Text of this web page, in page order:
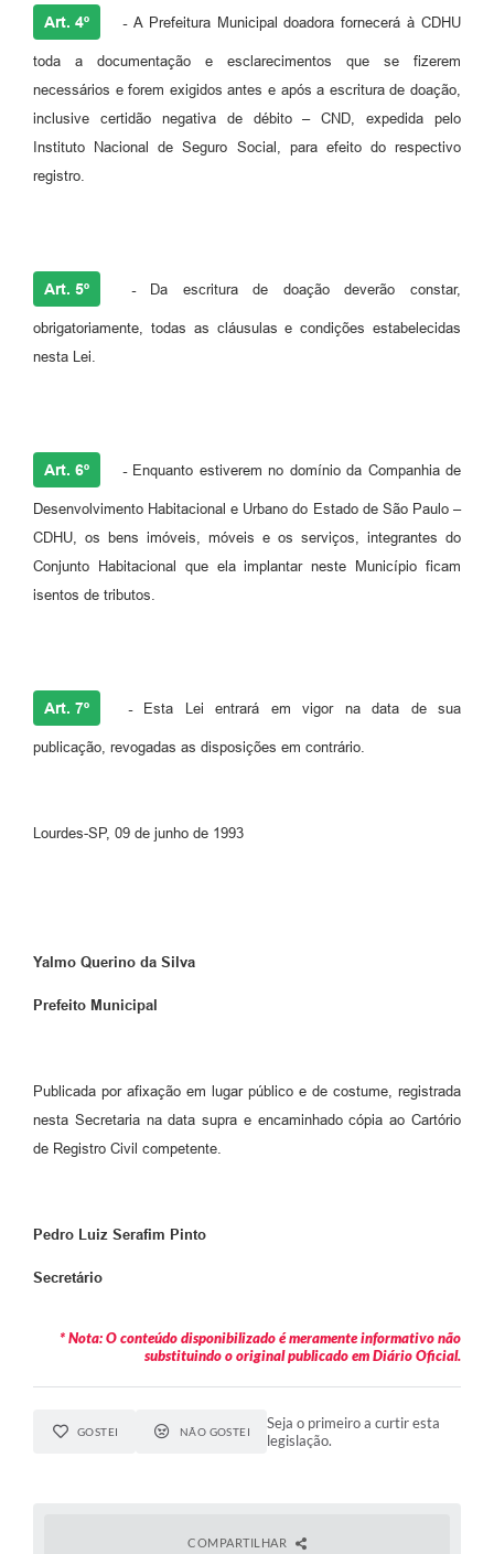
Art. 4º - A Prefeitura Municipal doadora fornecerá à CDHU
toda a documentação e esclarecimentos que se fizerem
necessários e forem exigidos antes e após a escritura de doação,
inclusive certidão negativa de débito – CND, expedida pelo
Instituto Nacional de Seguro Social, para efeito do respectivo
registro.
Art. 5º - Da escritura de doação deverão constar,
obrigatoriamente, todas as cláusulas e condições estabelecidas
nesta Lei.
Art. 6º - Enquanto estiverem no domínio da Companhia de
Desenvolvimento Habitacional e Urbano do Estado de São Paulo –
CDHU, os bens imóveis, móveis e os serviços, integrantes do
Conjunto Habitacional que ela implantar neste Município ficam
isentos de tributos.
Art. 7º - Esta Lei entrará em vigor na data de sua
publicação, revogadas as disposições em contrário.
Lourdes-SP, 09 de junho de 1993
Yalmo Querino da Silva
Prefeito Municipal
Publicada por afixação em lugar público e de costume, registrada
nesta Secretaria na data supra e encaminhado cópia ao Cartório
de Registro Civil competente.
Pedro Luiz Serafim Pinto
Secretário
* Nota: O conteúdo disponibilizado é meramente informativo não
substituindo o original publicado em Diário Oficial.
GOSTEI NÃO GOSTEI
Seja o primeiro a curtir esta
legislação.
COMPARTILHAR